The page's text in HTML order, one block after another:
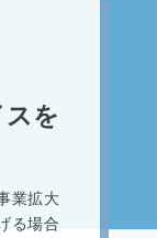
を
業拡大
る場合